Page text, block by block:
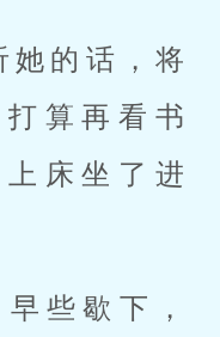
她的话，将
算再看书
床坐了进
些歇下，